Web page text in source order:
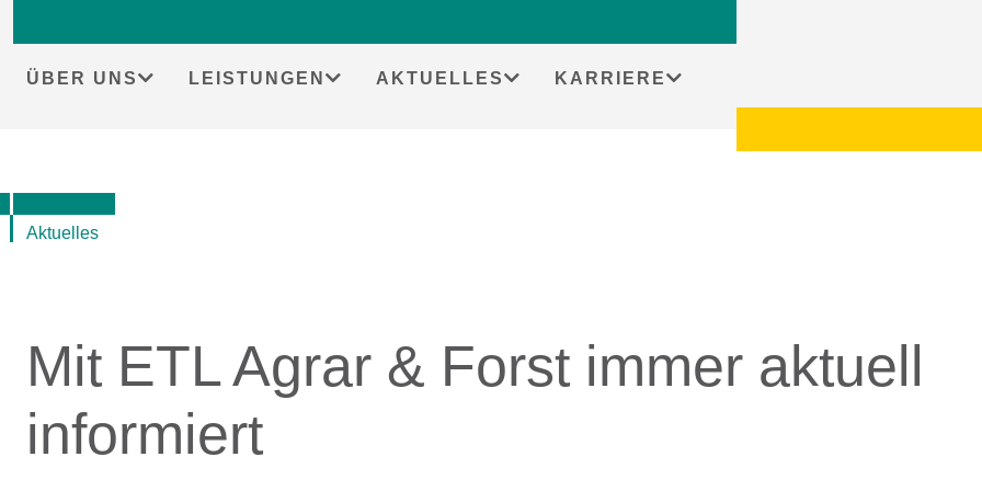
contentÜBER UNS LEISTUNGEN AKTUELLES KARRIERE
Aktuelles
Mit ETL Agrar & Forst immer aktuell
informiert